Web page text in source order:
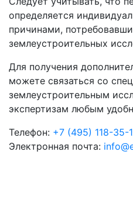
определяется
причинами,
землеустроительных
Для получения
можете связаться со
землеустроительным
экспертизам любым
Телефон: +7 (495) 118-35-
Электронная почта: